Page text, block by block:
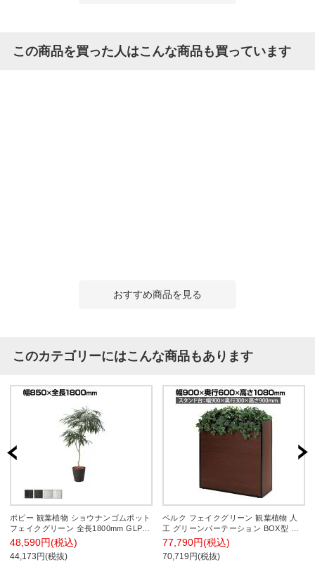
この商品を買った人はこんな商品も買っています
おすすめ商品を見る
このカテゴリーにはこんな商品もあります
ポピー 観葉植物 ショウナンゴムポット
フェイクグリーン 全長1800mm GLPS-
1516
48,590円(税込)
44,173円(税抜)
ベルク フェイクグリーン 観葉植物 人
工 グリーンパーテーション BOX型 国
産 GR2293 幅900×奥行600×高さ
1080mm
77,790円(税込)
70,719円(税抜)